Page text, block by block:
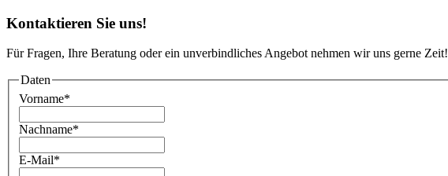
Kontaktieren Sie uns!
Für Fragen, Ihre Beratung oder ein unverbindliches Angebot nehmen wir uns gerne Zeit!
Daten
Vorname*
Nachname*
E-Mail*